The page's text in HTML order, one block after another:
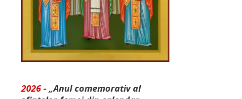
2026 - „Anul comemorativ al